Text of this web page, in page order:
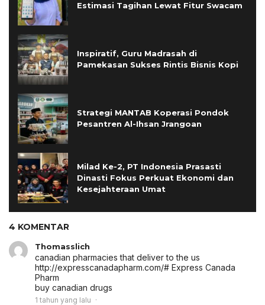
Estimasi Tagihan Lewat Fitur Swacam
Inspiratif, Guru Madrasah di
Pamekasan Sukses Rintis Bisnis Kopi
Strategi MANTAB Koperasi Pondok
Pesantren Al-Ihsan Jrangoan
Milad Ke-2, PT Indonesia Prasasti
Dinasti Fokus Perkuat Ekonomi dan
Kesejahteraan Umat
4 KOMENTAR
Thomasslich
canadian pharmacies that deliver to the us
http://expresscanadapharm.com/# Express Canada
Pharm
buy canadian drugs
1 tahun yang lalu